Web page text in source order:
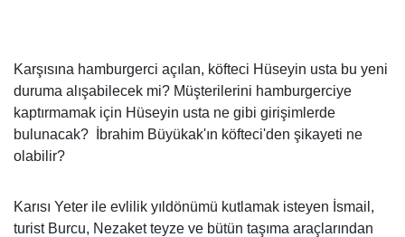
Karşısına hamburgerci açılan, köfteci Hüseyin usta bu yeni
duruma alışabilecek mi? Müşterilerini hamburgerciye
kaptırmamak için Hüseyin usta ne gibi girişimlerde
bulunacak? İbrahim Büyükak'ın köfteci'den şikayeti ne
olabilir?
Karısı Yeter ile evlilik yıldönümü kutlamak isteyen İsmail,
turist Burcu, Nezaket teyze ve bütün taşıma araçlarından